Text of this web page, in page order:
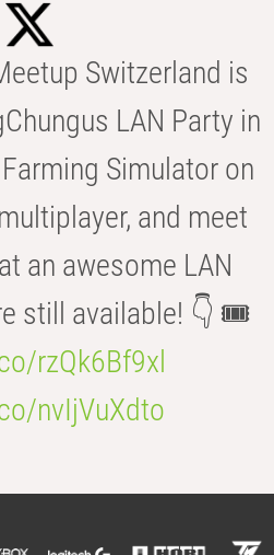
Switzerland is
LAN Party in
Simulator on
and meet
an awesome LAN
still available! 👇 🎟️
rzQk6Bf9xl
nvIjVuXdto